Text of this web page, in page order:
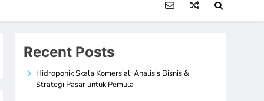
Recent Posts
Hidroponik Skala Komersial: Analisis Bisnis &
Strategi Pasar untuk Pemula